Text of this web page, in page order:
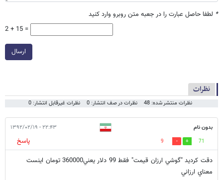
* لطفا حاصل عبارت را در جعبه متن روبرو وارد کنید
2 + 15 =
ارسال
نظرات
نظرات منتشر شده: 48 نظرات در صف انتشار: 0 نظرات غیرقابل انتشار: 0
بدون نام ۲۲:۴۳ - ۱۳۹۲/۰۲/۱۹
71
9
پاسخ
دقت كرديد "گوشي ارزان قيمت" فقط 99 دلار يعني360000 تومان اينست
معناي ارزاني